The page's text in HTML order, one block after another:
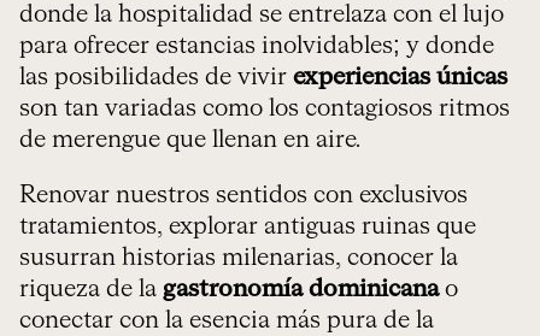
donde la hospitalidad se entrelaza con el lujo
para ofrecer estancias inolvidables; y donde
las posibilidades de vivir experiencias únicas
son tan variadas como los contagiosos ritmos
de merengue que llenan en aire.
Renovar nuestros sentidos con exclusivos
tratamientos, explorar antiguas ruinas que
susurran historias milenarias, conocer la
riqueza de la gastronomía dominicanao
conectar con la esencia más pura de la